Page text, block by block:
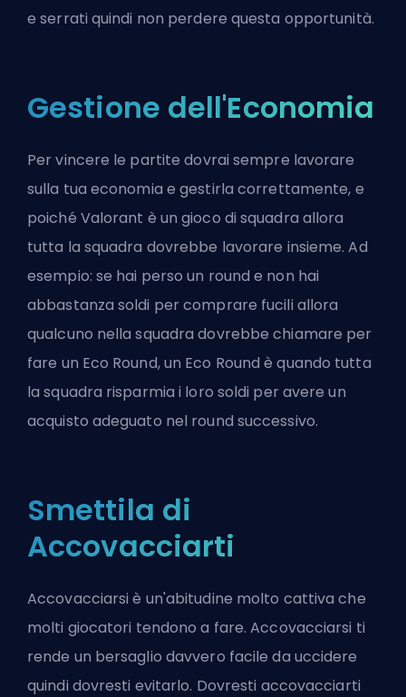
e serrati quindi non perdere questa opportunità.
Gestione dell'Economia
Per vincere le partite dovrai sempre lavorare
sulla tua economia e gestirla correttamente, e
poiché Valorant è un gioco di squadra allora
tutta la squadra dovrebbe lavorare insieme. Ad
esempio: se hai perso un round e non hai
abbastanza soldi per comprare fucili allora
qualcuno nella squadra dovrebbe chiamare per
fare un Eco Round, un Eco Round è quando tutta
la squadra risparmia i loro soldi per avere un
acquisto adeguato nel round successivo.
Smettila di
Accovacciarti
Accovacciarsi è un'abitudine molto cattiva che
molti giocatori tendono a fare. Accovacciarsi ti
rende un bersaglio davvero facile da uccidere
quindi dovresti evitarlo. Dovresti accovacciarti